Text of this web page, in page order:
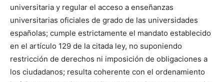
universitaria y regular el acceso a enseñanzas
universitarias oficiales de grado de las universidades
españolas; cumple estrictamente el mandato establecido
en el artículo 129 de la citada ley, no suponiendo
restricción de derechos ni imposición de obligaciones a
los ciudadanos; resulta coherente con el ordenamiento